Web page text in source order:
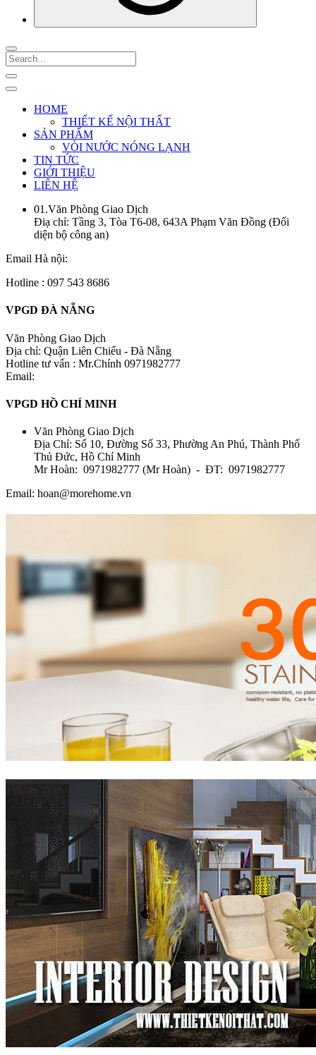
HOME
THIẾT KẾ NỘI THẤT
SẢN PHẨM
VÒI NƯỚC NÓNG LẠNH
TIN TỨC
GIỚI THIỆU
LIÊN HỆ
01.Văn Phòng Giao Dịch
Điạ chỉ: Tầng 3, Tòa T6-08, 643A Phạm Văn Đồng (Đối
diện bộ công an)
Email Hà nội:
Hotline : 097 543 8686
VPGD ĐÀ NẴNG
Văn Phòng Giao Dịch
Địa chỉ: Quận Liên Chiểu - Đà Nẵng
Hotline tư vấn : Mr.Chính 0971982777
Email:
VPGD HỒ CHÍ MINH
Văn Phòng Giao Dịch
Địa Chỉ: Số 10, Đường Số 33, Phường An Phú, Thành Phố
Thủ Đức, Hồ Chí Minh
Mr Hoàn: 0971982777 (Mr Hoàn) - ĐT: 0971982777
Email: hoan@morehome.vn